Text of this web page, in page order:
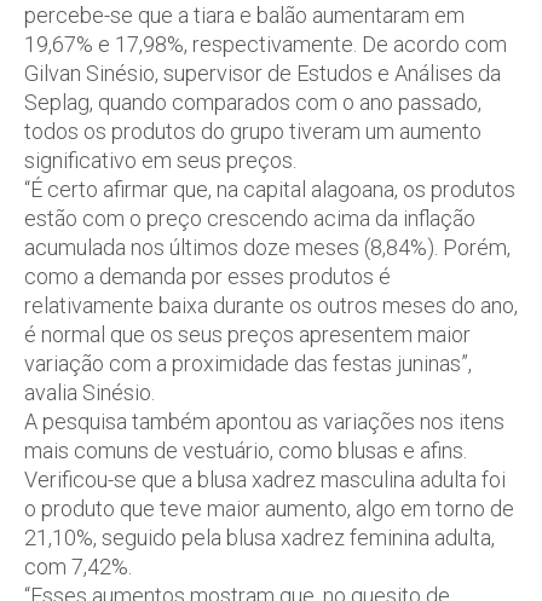
percebe-se que a tiara e balão aumentaram em
19,67% e 17,98%, respectivamente. De acordo com
Gilvan Sinésio, supervisor de Estudos e Análises da
Seplag, quando comparados com o ano passado,
todos os produtos do grupo tiveram um aumento
significativo em seus preços.
“É certo afirmar que, na capital alagoana, os produtos
estão com o preço crescendo acima da inflação
acumulada nos últimos doze meses (8,84%). Porém,
como a demanda por esses produtos é
relativamente baixa durante os outros meses do ano,
é normal que os seus preços apresentem maior
variação com a proximidade das festas juninas”,
avalia Sinésio.
A pesquisa também apontou as variações nos itens
mais comuns de vestuário, como blusas e afins.
Verificou-se que a blusa xadrez masculina adulta foi
o produto que teve maior aumento, algo em torno de
21,10%, seguido pela blusa xadrez feminina adulta,
com 7,42%.
“Esses aumentos mostram que, no quesito de